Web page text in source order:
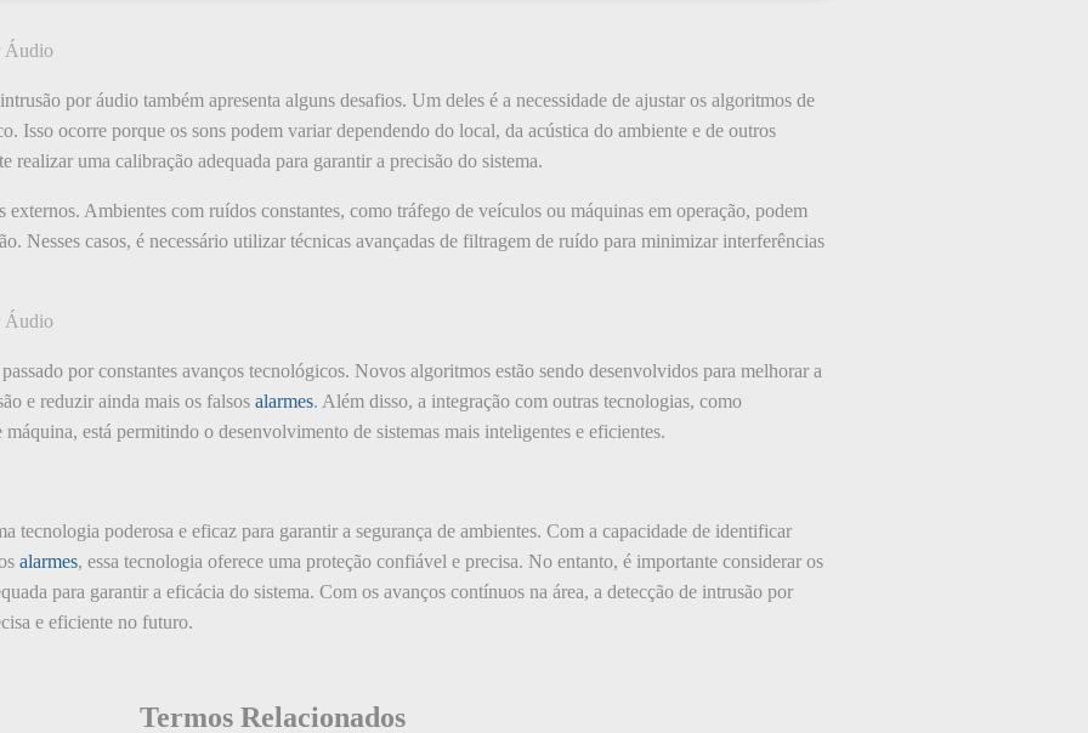
Áudio
por áudio também apresenta alguns desafios. Um deles é a necessidade de ajustar os algoritmos de
Isso ocorre porque os sons podem variar dependendo do local, da acústica do ambiente e de outros
realizar uma calibração adequada para garantir a precisão do sistema.
externos. Ambientes com ruídos constantes, como tráfego de veículos ou máquinas em operação, podem
Nesses casos, é necessário utilizar técnicas avançadas de filtragem de ruído para minimizar interferências
Áudio
por constantes avanços tecnológicos. Novos algoritmos estão sendo desenvolvidos para melhorar a
e reduzir ainda mais os falsos alarmes. Além disso, a integração com outras tecnologias, como
está permitindo o desenvolvimento de sistemas mais inteligentes e eficientes.
tecnologia poderosa e eficaz para garantir a segurança de ambientes. Com a capacidade de identificar
alarmes, essa tecnologia oferece uma proteção confiável e precisa. No entanto, é importante considerar os
para garantir a eficácia do sistema. Com os avanços contínuos na área, a detecção de intrusão por
e eficiente no futuro.
Termos Relacionados